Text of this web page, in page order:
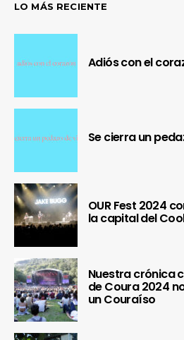
LO MÁS RECIENTE
Adiós con el
Se cierra un
OUR Fest 2024
la capital del
Nuestra crónica
de Coura 2024
un Couraíso